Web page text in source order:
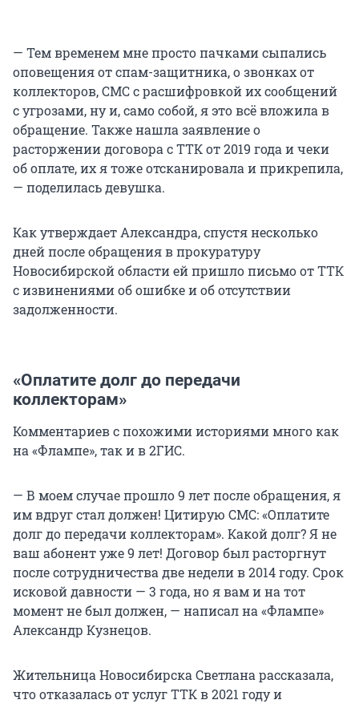
— Тем временем мне просто пачками сыпались
оповещения от спам-защитника, о звонках от
коллекторов, СМС с расшифровкой их сообщений
с угрозами, ну и, само собой, я это всё вложила в
обращение. Также нашла заявление о
расторжении договора с ТТК от 2019 года и чеки
об оплате, их я тоже отсканировала и прикрепила,
— поделилась девушка.
Как утверждает Александра, спустя несколько
дней после обращения в прокуратуру
Новосибирской области ей пришло письмо от ТТК
с извинениями об ошибке и об отсутствии
задолженности.
«Оплатите долг до передачи
коллекторам»
Комментариев с похожими историями много как
на «Флампе», так и в 2ГИС.
— В моем случае прошло 9 лет после обращения, я
им вдруг стал должен! Цитирую СМС: «Оплатите
долг до передачи коллекторам». Какой долг? Я не
ваш абонент уже 9 лет! Договор был расторгнут
после сотрудничества две недели в 2014 году. Срок
исковой давности — 3 года, но я вам и на тот
момент не был должен, — написал на «Флампе»
Александр Кузнецов.
Жительница Новосибирска Светлана рассказала,
что отказалась от услуг ТТК в 2021 году и